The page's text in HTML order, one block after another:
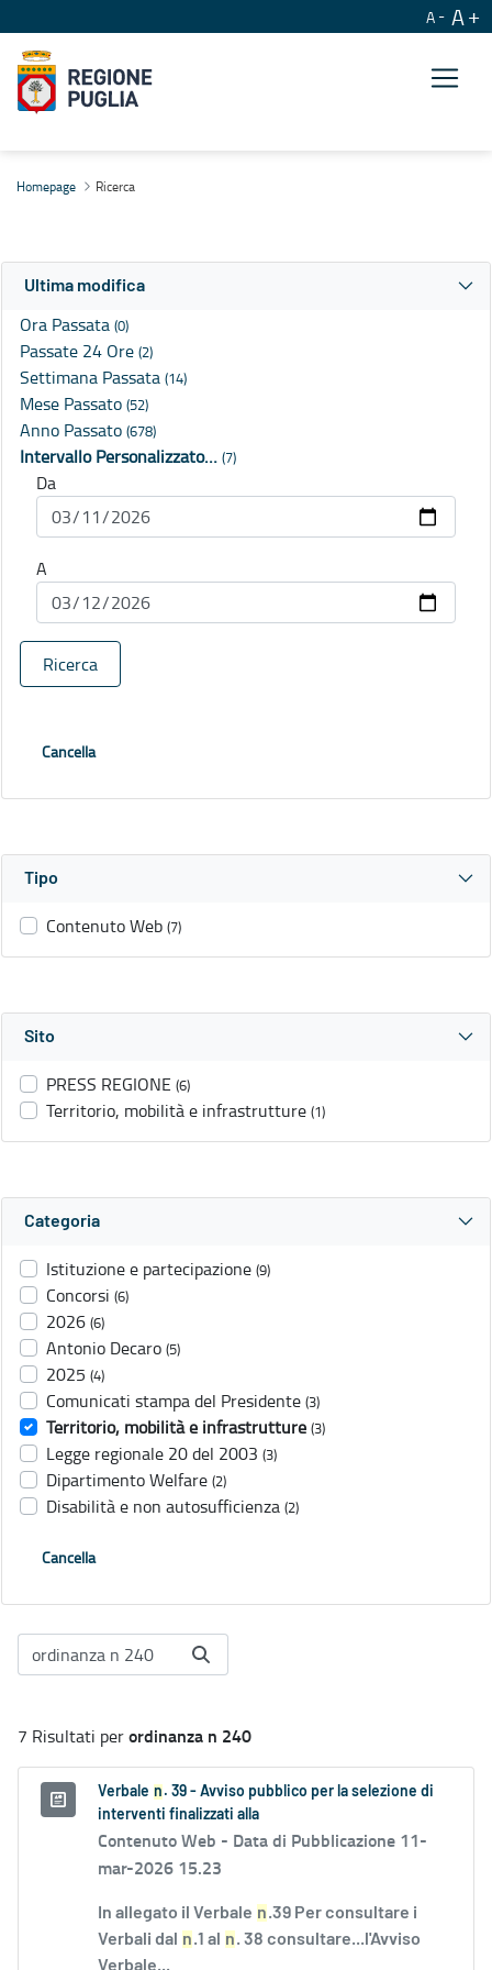
A A
Homepage Ricerca
Ultima modifica
Ora Passata (0)
Passate 24 Ore (2)
Settimana Passata (14)
Mese Passato (52)
Anno Passato (678)
Intervallo Personalizzato… (7)
Da
A
Ricerca
Cancella
Tipo
Contenuto Web (7)
Sito
PRESS REGIONE (6)
Territorio, mobilità e infrastrutture (1)
Categoria
Istituzione e partecipazione (9)
Concorsi (6)
2026 (6)
Antonio Decaro (5)
2025 (4)
Comunicati stampa del Presidente (3)
Territorio, mobilità e infrastrutture (3)
Legge regionale 20 del 2003 (3)
Dipartimento Welfare (2)
Disabilità e non autosufficienza (2)
Cancella
7 Risultati perordinanza n 240
Verbale n . 39 - Avviso pubblico per la selezione di
interventi finalizzati alla
Contenuto Web - Data di Pubblicazione 11-
mar-2026 15.23
In allegato il Verbale n.39 Per consultare i
Verbali dal n.1 al n. 38 consultare...l'Avviso
Verbale...